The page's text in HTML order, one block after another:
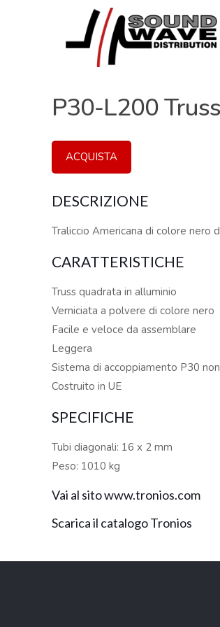
P30-L200
ACQUISTA
DESCRIZIONE
Traliccio Americana di colore nero
CARATTERISTICHE
Truss quadrata in alluminio
Verniciata a polvere di colore nero
Facile e veloce da assemblare
Leggera
Sistema di accoppiamento P30
Costruito in UE
SPECIFICHE
Tubi diagonali: 16 x 2 mm
Peso: 1010 kg
Vai al sito www.tronios.com
Scarica il catalogo Tronios